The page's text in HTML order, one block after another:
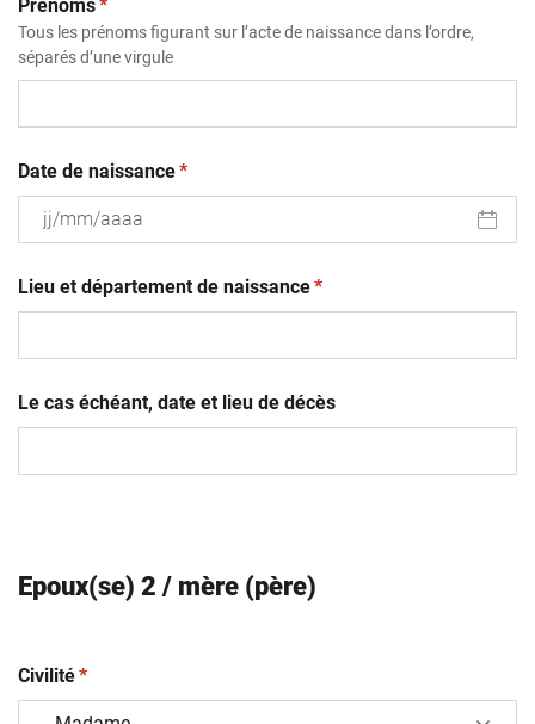
Prénoms(obligatoire)
*
Tous les prénoms figurant sur l’acte de naissance dans l’ordre,
séparés d’une virgule
Date de naissance(obligatoire)
*
slash
MM
Lieu et département de naissance(obligatoire)
*
Le cas échéant, date et lieu de décès
Epoux(se) 2 / mère (père)
Civilité(obligatoire)
*